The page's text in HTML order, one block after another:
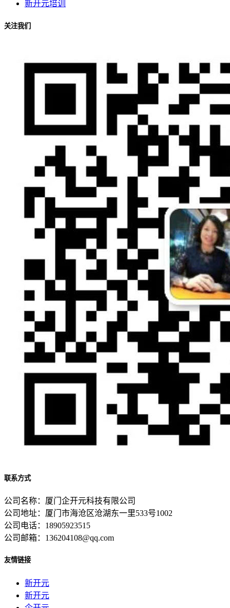
新开元培训
关注我们
联系方式
公司名称：厦门企开元科技有限公司
公司地址：厦门市海沧区沧湖东一里533号1002
公司电话：18905923515
公司邮箱：136204108@qq.com
友情链接
新开元
新开元